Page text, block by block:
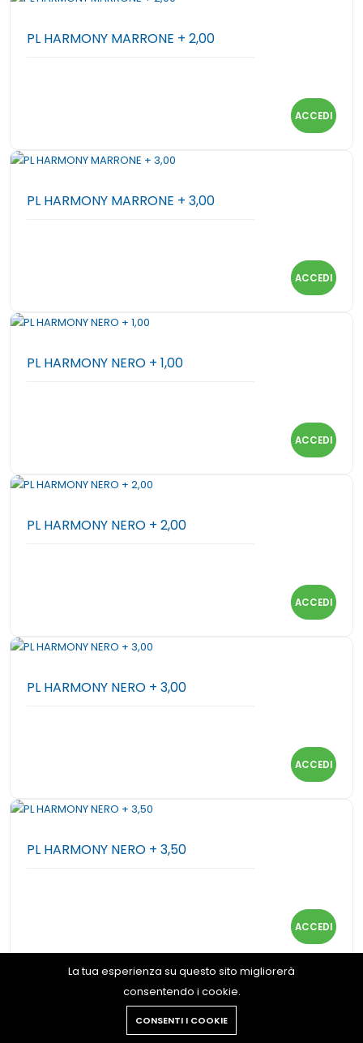
PL HARMONY MARRONE + 2,00
ACCEDI
PL HARMONY MARRONE + 3,00
ACCEDI
PL HARMONY NERO + 1,00
ACCEDI
PL HARMONY NERO + 2,00
ACCEDI
PL HARMONY NERO + 3,00
ACCEDI
PL HARMONY NERO + 3,50
ACCEDI
PL HARMONY NERO + 2,50
La tua esperienza su questo sito migliorerà
consentendo i cookie.
CONSENTI I COOKIE